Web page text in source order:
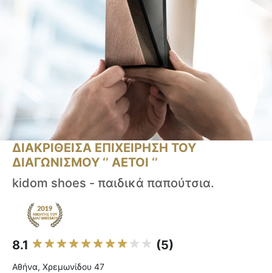
ΔΙΑΚΡΙΘΕΙΣΑ ΕΠΙΧΕΙΡΗΣΗ ΤΟΥ
ΔΙΑΓΩΝΙΣΜΟΥ ‘’ ΑΕΤΟΙ ‘’
kidom shoes - παιδικά παπούτσια.
8.1 (5)
Αθήνα, Χρεμωνίδου 47